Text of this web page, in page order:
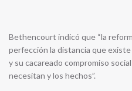
Bethencourt indicó que “la
perfección la distancia que
y su cacareado compromiso
necesitan y los hechos”.